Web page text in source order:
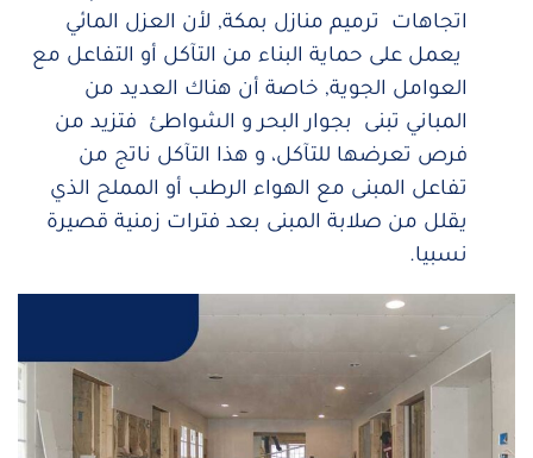
اتجاهات ترميم منازل بمكة, لأن العزل المائي
يعمل على حماية البناء من التآكل أو التفاعل مع
العوامل الجوية, خاصة أن هناك العديد من
المباني تبنى بجوار البحر و الشواطئ فتزيد من
فرص تعرضها للتآكل، و هذا التآكل ناتج من
تفاعل المبنى مع الهواء الرطب أو المملح الذي
يقلل من صلابة المبنى بعد فترات زمنية قصيرة
نسبيا.